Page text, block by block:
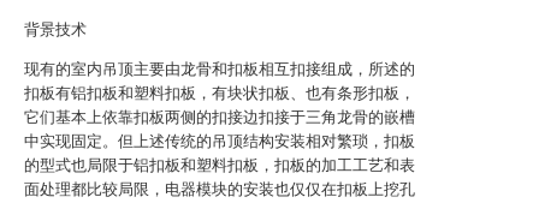
背景技术
现有的室内吊顶主要由龙骨和扣板相互扣接组成，所述的
扣板有铝扣板和塑料扣板，有块状扣板、也有条形扣板，
它们基本上依靠扣板两侧的扣接边扣接于三角龙骨的嵌槽
中实现固定。但上述传统的吊顶结构安装相对繁琐，扣板
的型式也局限于铝扣板和塑料扣板，扣板的加工工艺和表
面处理都比较局限，电器模块的安装也仅仅在扣板上挖孔